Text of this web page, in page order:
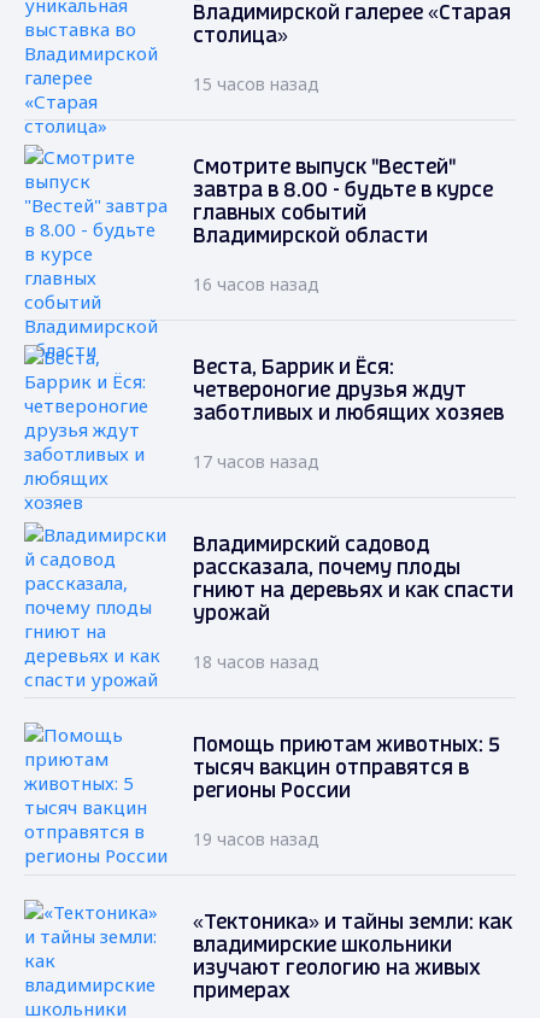
Владимирской галерее «Старая
столица»
15 часов назад
Смотрите выпуск "Вестей"
завтра в 8.00 - будьте в курсе
главных событий
Владимирской области
16 часов назад
Веста, Баррик и Ёся:
четвероногие друзья ждут
заботливых и любящих хозяев
17 часов назад
Владимирский садовод
рассказала, почему плоды
гниют на деревьях и как спасти
урожай
18 часов назад
Помощь приютам животных: 5
тысяч вакцин отправятся в
регионы России
19 часов назад
«Тектоника» и тайны земли: как
владимирские школьники
изучают геологию на живых
примерах